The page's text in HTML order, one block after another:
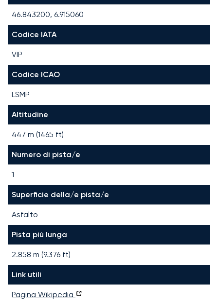
46.843200, 6.915060
Codice IATA
VIP
Codice ICAO
LSMP
Altitudine
447 m (1465 ft)
Numero di pista/e
1
Superficie della/e pista/e
Asfalto
Pista più lunga
2.858 m (9.376 ft)
Link utili
Pagina Wikipedia